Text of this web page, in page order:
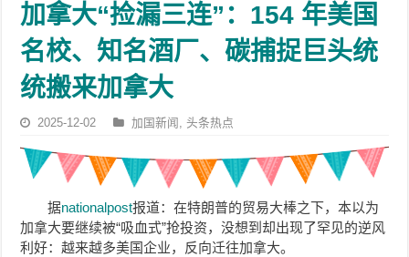
加拿大“捡漏三连”：154 年美国
名校、知名酒厂、碳捕捉巨头统
统搬来加拿大
2025-12-02 加国新闻 ,头条热点
据nationalpost报道：在特朗普的贸易大棒之下，本以为
加拿大要继续被“吸血式”抢投资，没想到却出现了罕见的逆风
利好：越来越多美国企业，反向迁往加拿大。